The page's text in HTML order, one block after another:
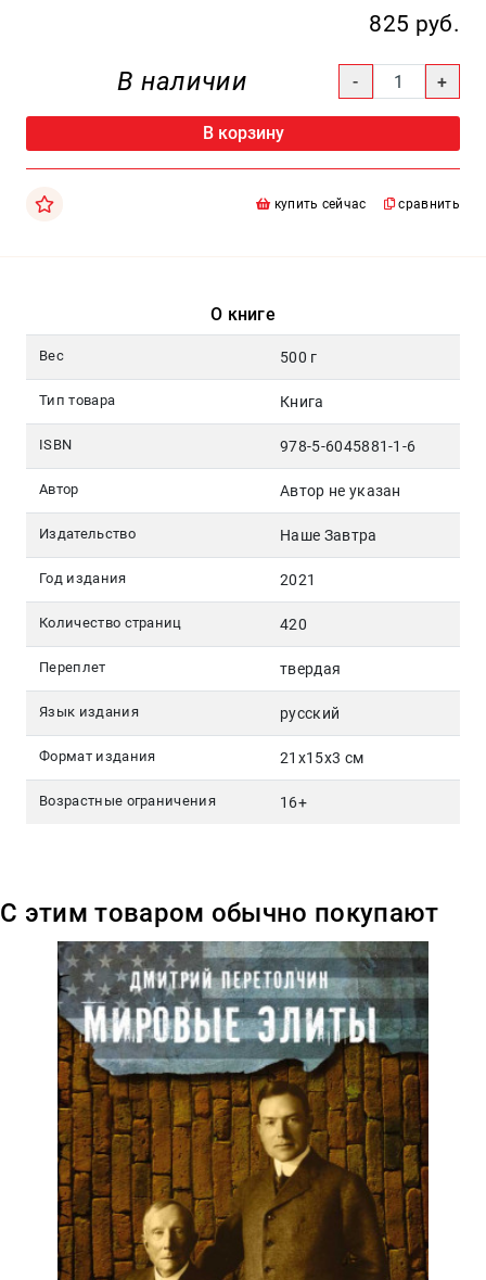
825 руб.
В наличии
В корзину
купить сейчас сравнить
О книге
Вес 500 г
Тип товара Книга
ISBN 978-5-6045881-1-6
Автор Автор не указан
Издательство Наше Завтра
Год издания 2021
Количество страниц 420
Переплет твердая
Язык издания русский
Формат издания 21x15x3 см
Возрастные ограничения 16+
С этим товаром обычно покупают
pochta@den-